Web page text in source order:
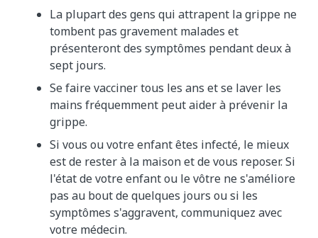
La plupart des gens qui attrapent la grippe ne
tombent pas gravement malades et
présenteront des symptômes pendant deux à
sept jours.
Se faire vacciner tous les ans et se laver les
mains fréquemment peut aider à prévenir la
grippe.
Si vous ou votre enfant êtes infecté, le mieux
est de rester à la maison et de vous reposer. Si
l'état de votre enfant ou le vôtre ne s'améliore
pas au bout de quelques jours ou si les
symptômes s'aggravent, communiquez avec
votre médecin.